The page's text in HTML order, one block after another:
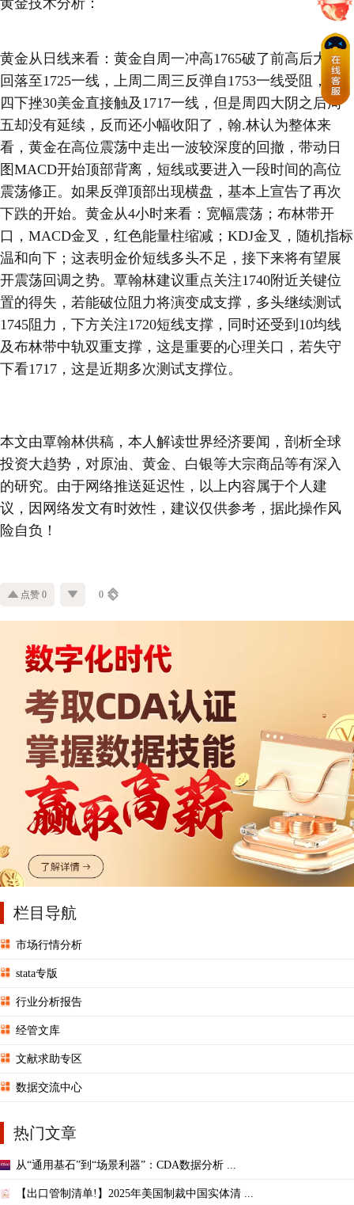
黄金从日线来看：黄金自周一冲高1765破了前高后大幅
回落至1725一线，上周二周三反弹自1753一线受阻，周
四下挫30美金直接触及1717一线，但是周四大阴之后周
五却没有延续，反而还小幅收阳了，翰.林认为整体来
看，黄金在高位震荡中走出一波较深度的回撤，带动日
图MACD开始顶部背离，短线或要进入一段时间的高位
震荡修正。如果反弹顶部出现横盘，基本上宣告了再次
下跌的开始。黄金从4小时来看：宽幅震荡；布林带开
口，MACD金叉，红色能量柱缩减；KDJ金叉，随机指标
温和向下；这表明金价短线多头不足，接下来将有望展
开震荡回调之势。覃翰林建议重点关注1740附近关键位
置的得失，若能破位阻力将演变成支撑，多头继续测试
1745阻力，下方关注1720短线支撑，同时还受到10均线
及布林带中轨双重支撑，这是重要的心理关口，若失守
下看1717，这是近期多次测试支撑位。
本文由覃翰林供稿，本人解读世界经济要闻，剖析全球
投资大趋势，对原油、黄金、白银等大宗商品等有深入
的研究。由于网络推送延迟性，以上内容属于个人建
议，因网络发文有时效性，建议仅供参考，据此操作风
险自负！
点赞 0 0
栏目导航
市场行情分析
stata专版
行业分析报告
经管文库
文献求助专区
数据交流中心
热门文章
从“通用基石”到“场景利器”：CDA数据分析 ...
【出口管制清单!】2025年美国制裁中国实体清 ...